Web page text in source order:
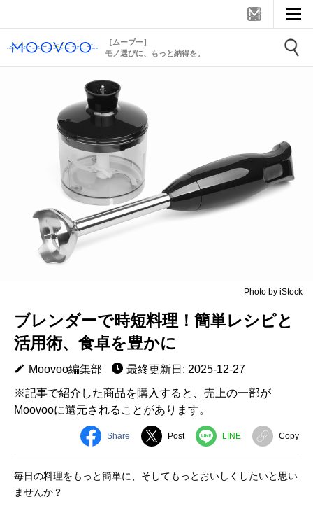
［ムーブー］
モノ選びに、もっと納得を。
Photo by iStock
ブレンダーで時短料理！簡単レシピと
活用術、食卓を豊かに
Moovoo編集部
最終更新日: 2025-12-27
※記事で紹介した商品を購入すると、売上の一部が
Moovooに還元されることがあります。
Share Post LINE Copy
毎日の料理をもっと簡単に、そしてもっとおいしくしたいと思い
ませんか？